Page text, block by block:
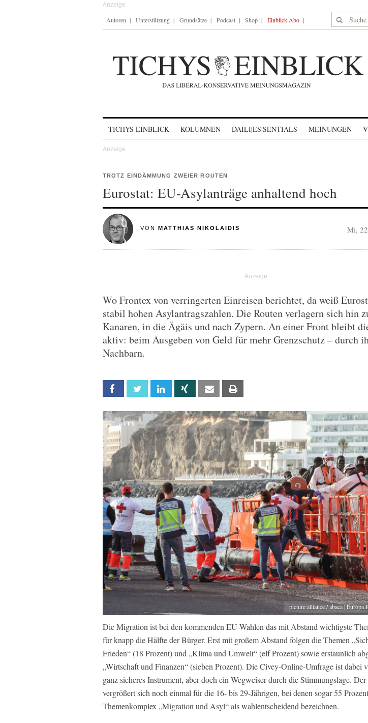
Autoren Unterstützung Grundsätze Podcast Shop Einblick-Abo Suche nach:
TICHYS EINBLICK KOLUMNEN DAILI|ES|SENTIALS MEINUNGEN
TROTZ EINDÄMMUNG ZWEIER ROUTEN
Eurostat: EU-Asylanträge anhaltend hoch
VON MATTHIAS NIKOLAIDIS Mi,
Wo Frontex von verringerten Einreisen berichtet, da weiß
stabil hohen Asylantragszahlen. Die Routen verlagern sich hin
Kanaren, in die Ägäis und nach Zypern. An einer Front bleibt
aktiv: beim Ausgeben von Geld für mehr Grenzschutz – durch
Nachbarn.
Facebook Twitter Linkedin Xing Email
picture alliance / abaca |
Die Migration ist bei den kommenden EU-Wahlen das mit Abstand wichtigste
für knapp die Hälfte der Bürger. Erst mit großem Abstand folgen die Themen
Frieden“ (18 Prozent) und „Klima und Umwelt“ (elf Prozent) sowie erstaunlich
„Wirtschaft und Finanzen“ (sieben Prozent). Die Civey-Online-Umfrage ist dabei
ganz sicheres Instrument, aber doch ein Wegweiser durch die Stimmungslage.
vergrößert sich noch einmal für die 16- bis 29-Jährigen, bei denen sogar 55
Themenkomplex „Migration und Asyl“ als wahlentscheidend bezeichnen.